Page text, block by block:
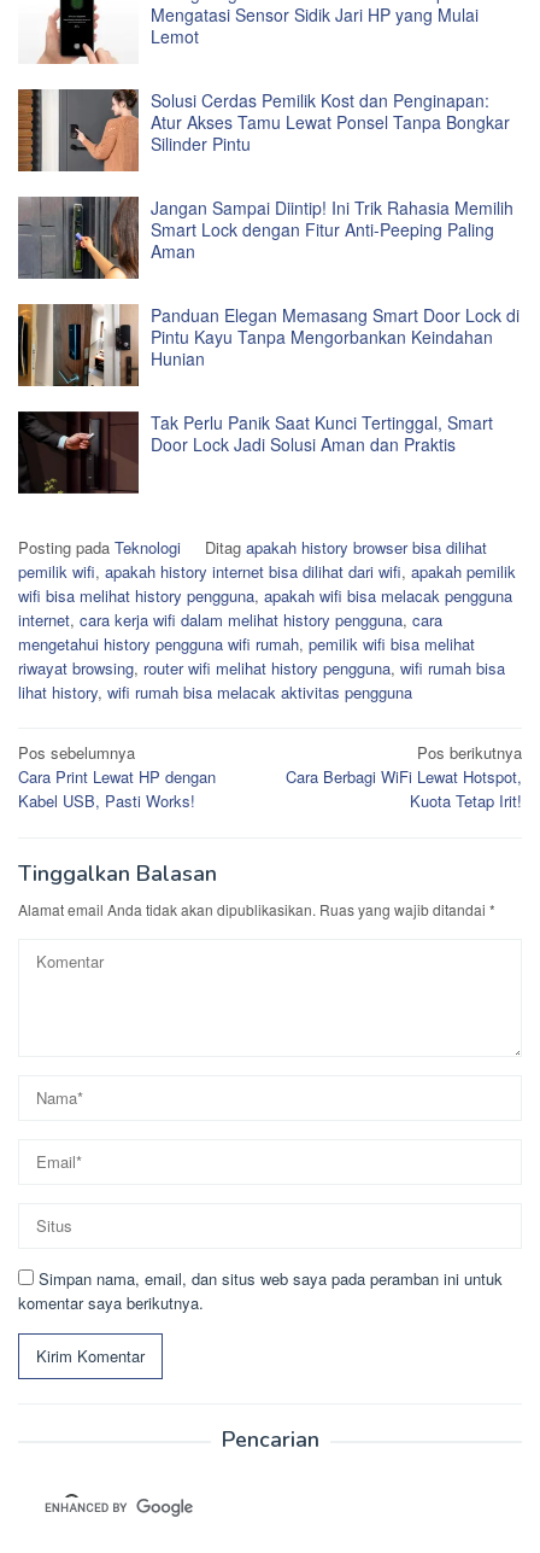
Mengatasi Sensor Sidik Jari HP yang Mulai
Lemot
Solusi Cerdas Pemilik Kost dan Penginapan:
Atur Akses Tamu Lewat Ponsel Tanpa Bongkar
Silinder Pintu
Jangan Sampai Diintip! Ini Trik Rahasia Memilih
Smart Lock dengan Fitur Anti-Peeping Paling
Aman
Panduan Elegan Memasang Smart Door Lock di
Pintu Kayu Tanpa Mengorbankan Keindahan
Hunian
Tak Perlu Panik Saat Kunci Tertinggal, Smart
Door Lock Jadi Solusi Aman dan Praktis
Posting pada Teknologi Ditag apakah history browser bisa dilihat
pemilik wifi, apakah history internet bisa dilihat dari wifi, apakah pemilik
wifi bisa melihat history pengguna, apakah wifi bisa melacak pengguna
internet, cara kerja wifi dalam melihat history pengguna, cara
mengetahui history pengguna wifi rumah, pemilik wifi bisa melihat
riwayat browsing, router wifi melihat history pengguna, wifi rumah bisa
lihat history, wifi rumah bisa melacak aktivitas pengguna
Navigasi
pos
Pos sebelumnya
Cara Print Lewat HP dengan
Kabel USB, Pasti Works!
Pos berikutnya
Cara Berbagi WiFi Lewat Hotspot,
Kuota Tetap Irit!
Tinggalkan Balasan
Alamat email Anda tidak akan dipublikasikan. Ruas yang wajib ditandai *
Simpan nama, email, dan situs web saya pada peramban ini untuk
komentar saya berikutnya.
Pencarian